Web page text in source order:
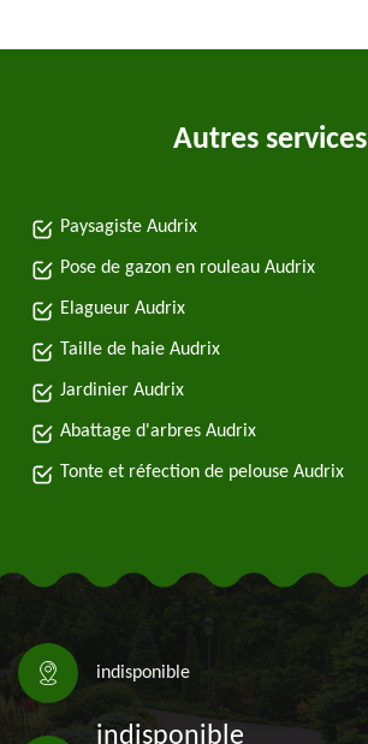
Autres services
Paysagiste Audrix
Pose de gazon en rouleau Audrix
Elagueur Audrix
Taille de haie Audrix
Jardinier Audrix
Abattage d'arbres Audrix
Tonte et réfection de pelouse Audrix
indisponible
indisponible